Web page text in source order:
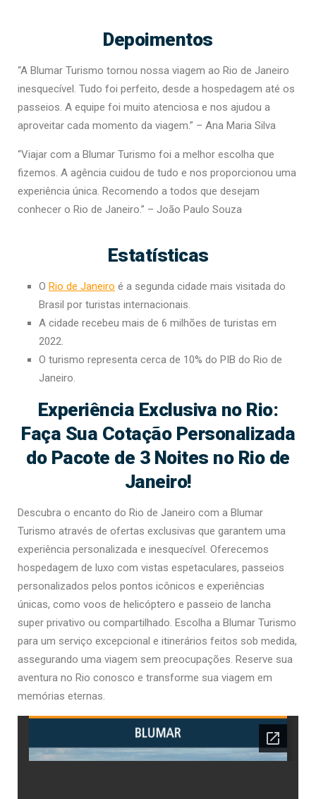
Depoimentos
“A Blumar Turismo tornou nossa viagem ao Rio de Janeiro
inesquecível. Tudo foi perfeito, desde a hospedagem até os
passeios. A equipe foi muito atenciosa e nos ajudou a
aproveitar cada momento da viagem.” – Ana Maria Silva
“Viajar com a Blumar Turismo foi a melhor escolha que
fizemos. A agência cuidou de tudo e nos proporcionou uma
experiência única. Recomendo a todos que desejam
conhecer o Rio de Janeiro.” – João Paulo Souza
Estatísticas
O Rio de Janeiro é a segunda cidade mais visitada do
Brasil por turistas internacionais.
A cidade recebeu mais de 6 milhões de turistas em
2022.
O turismo representa cerca de 10% do PIB do Rio de
Janeiro.
Experiência Exclusiva no Rio:
Faça Sua Cotação Personalizada
do Pacote de 3 Noites no Rio de
Janeiro!
Descubra o encanto do Rio de Janeiro com a Blumar
Turismo através de ofertas exclusivas que garantem uma
experiência personalizada e inesquecível. Oferecemos
hospedagem de luxo com vistas espetaculares, passeios
personalizados pelos pontos icônicos e experiências
únicas, como voos de helicóptero e passeio de lancha
super privativo ou compartilhado. Escolha a Blumar Turismo
para um serviço excepcional e itinerários feitos sob medida,
assegurando uma viagem sem preocupações. Reserve sua
aventura no Rio conosco e transforme sua viagem em
memórias eternas.